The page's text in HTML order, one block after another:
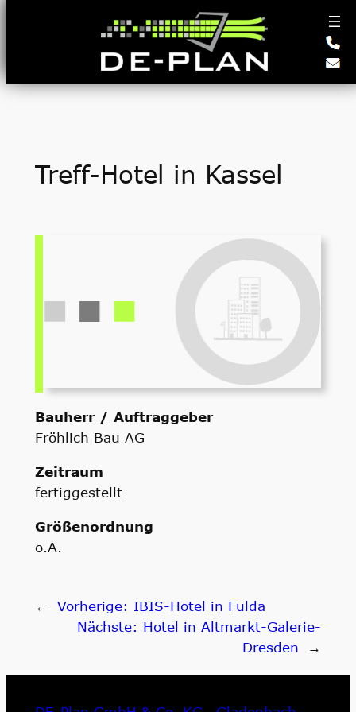
Treff-Hotel in Kassel
Bauherr / Auftraggeber
Fröhlich Bau AG
Zeitraum
fertiggestellt
Größenordnung
o.A.
← Vorherige: IBIS-Hotel in Fulda
Nächste: Hotel in Altmarkt-Galerie-
Dresden
→